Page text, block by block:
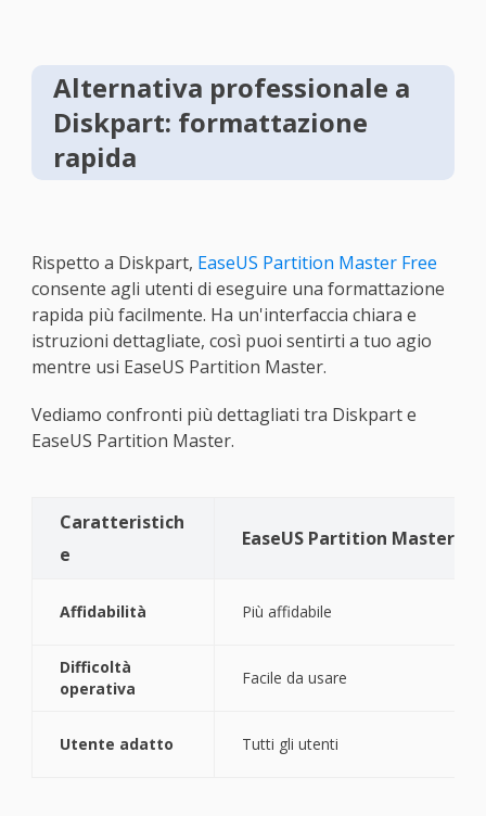
Alternativa professionale a
Diskpart: formattazione
rapida
Rispetto a Diskpart, EaseUS Partition Master Free
consente agli utenti di eseguire una formattazione
rapida più facilmente. Ha un'interfaccia chiara e
istruzioni dettagliate, così puoi sentirti a tuo agio
mentre usi EaseUS Partition Master.
Vediamo confronti più dettagliati tra Diskpart e
EaseUS Partition Master.
Caratteristich
e
EaseUS Partition Master
Affidabilità Più affidabile
Difficoltà
operativa
Facile da usare
Utente adatto Tutti gli utenti